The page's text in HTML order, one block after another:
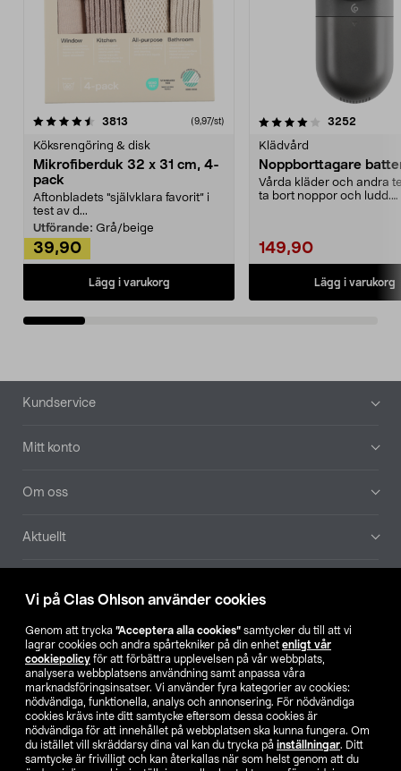
Vi på Clas Ohlson använder cookies
Genom att trycka ”Acceptera alla cookies” samtycker du till att vi
lagrar cookies och andra spårtekniker på din enhet enligt vår
cookiepolicy för att förbättra upplevelsen på vår webbplats,
analysera webbplatsens användning samt anpassa våra
marknadsföringsinsatser. Vi använder fyra kategorier av cookies:
nödvändiga, funktionella, analys och annonsering. För nödvändiga
cookies krävs inte ditt samtycke eftersom dessa cookies är
nödvändiga för att innehållet på webbplatsen ska kunna fungera. Om
du istället vill skräddarsy dina val kan du trycka på inställningar. Ditt
samtycke är frivilligt och kan återkallas när som helst genom att du
3813 (9,97/st)
Köksrengöring & disk
Mikrofiberduk 32 x 31 cm, 4-
pack
Aftonbladets "självklara favorit” i
test av d...
Utförande: Grå/beige
39,90
Lägg i varukorg
4.0av 5 stjärnor 3252
Klädvård
Noppborttagare
Vårda kläder och andra
ta bort noppor och ludd.
149,90
Lägg i varukorg
4.5av 5 stjärnor
Sidfot
Kundservice
Mitt konto
Om oss
Aktuellt
Hitta butik
SE NO FI